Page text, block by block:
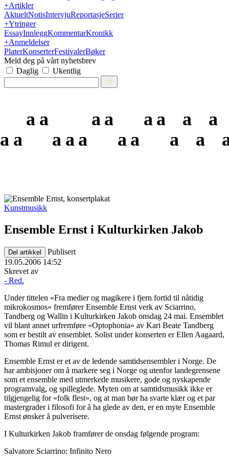
+Artikler
AktueltNotisIntervjuReportasjeSerier
+Ytringer
EssayInnleggKommentarKronikk
+Anmeldelser
PlaterKonserterFestivalerBøker
Meld deg på vårt nyhetsbrev
Daglig
Ukentlig
a
a
Kunstmusikk
Ensemble Ernst i Kulturkirken Jakob
Del artikkel
Publisert
19.05.2006 14:52
Skrevet av
- Red.
Under tittelen «Fra medier og magikere i fjern fortid til nåtidig
mikrokosmos» fremfører Ensemble Ernst verk av Sciarrino,
Tandberg og Wallin i Kulturkirken Jakob onsdag 24 mai. Ensemblet
vil blant annet urfremføre «Optophonia» av Kari Beate Tandberg
som er bestilt av ensemblet. Solist under konserten er Ellen Aagaard,
Thomas Rimul er dirigent.
Ensemble Ernst er et av de ledende samtidsensembler i Norge. De
har ambisjoner om å markere seg i Norge og utenfor landegrensene
som et ensemble med utmerkede musikere, gode og nyskapende
programvalg, og spilleglede. Myten om at samtidsmusikk ikke er
tilgjengelig for «folk flest», og at man bør ha svarte klær og et par
mastergrader i filosofi for å ha glede av den, er en myte Ensemble
Ernst ønsker å pulverisere.
I Kulturkirken Jakob framfører de onsdag følgende program:
Salvatore Sciarrino: Infinito Nero